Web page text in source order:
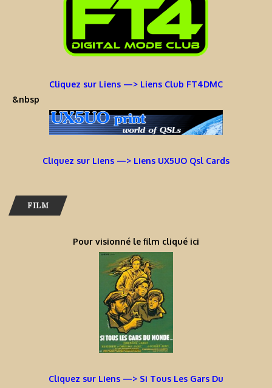
Cliquez sur Liens —> Liens Club FT4DMC
&nbsp
Cliquez sur Liens —> Liens UX5UO Qsl Cards
FILM
Pour visionné le film cliqué ici
Cliquez sur Liens —> Si Tous Les Gars Du